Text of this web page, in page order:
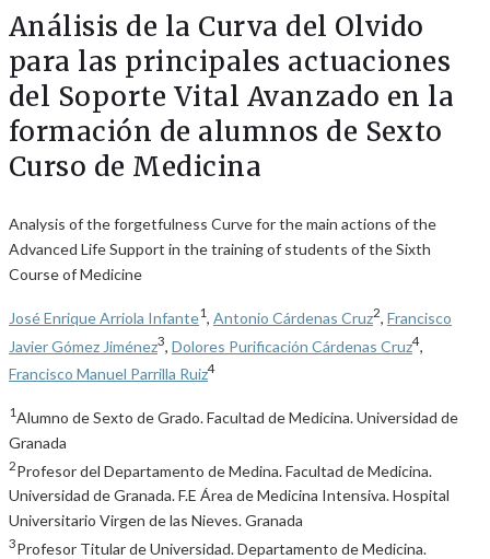
Análisis de la Curva del Olvido
para las principales actuaciones
del Soporte Vital Avanzado en la
formación de alumnos de Sexto
Curso de Medicina
Analysis of the forgetfulness Curve for the main actions of the
Advanced Life Support in the training of students of the Sixth
Course of Medicine
José Enrique Arriola Infante1, Antonio Cárdenas Cruz2, Francisco
Javier Gómez Jiménez3 Dolores Purificación Cárdenas Cruz4
Francisco Manuel Parrilla Ruiz4
1Alumno de Sexto de Grado. Facultad de Medicina. Universidad de
Granada
2Profesor del Departamento de Medina. Facultad de Medicina.
Universidad de Granada. F.E Área de Medicina Intensiva. Hospital
Universitario Virgen de las Nieves. Granada
3Profesor Titular de Universidad. Departamento de Medicina.